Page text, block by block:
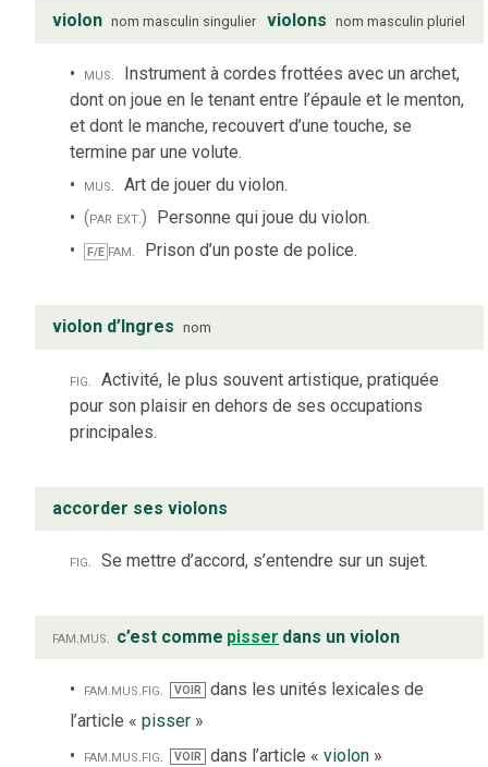
violon nom masculin singulier violons nom masculin pluriel
mus. Instrument à cordes frottées avec un archet,
dont on joue en le tenant entre l’épaule et le menton,
et dont le manche, recouvert d’une touche, se
termine par une volute.
mus. Art de jouer du violon.
(par ext.) Personne qui joue du violon.
F/E fam. Prison d’un poste de police.
violon d’Ingres nom
fig. Activité, le plus souvent artistique, pratiquée
pour son plaisir en dehors de ses occupations
principales.
accorder ses violons
fig. Se mettre d’accord, s’entendre sur un sujet.
fam.mus. c’est comme pisser dans un violon
fam.mus.fig. VOIR dans les unités lexicales de
l’article « pisser »
fam. mus. fig. VOIR dans l’article « violon»